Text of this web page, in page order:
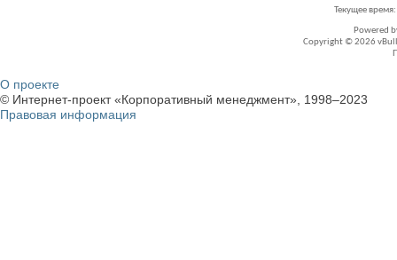
Текущее время:
Powered
Copyright © 2026
О проекте
© Интернет-проект «Корпоративный менеджмент», 1998–2023
Правовая информация